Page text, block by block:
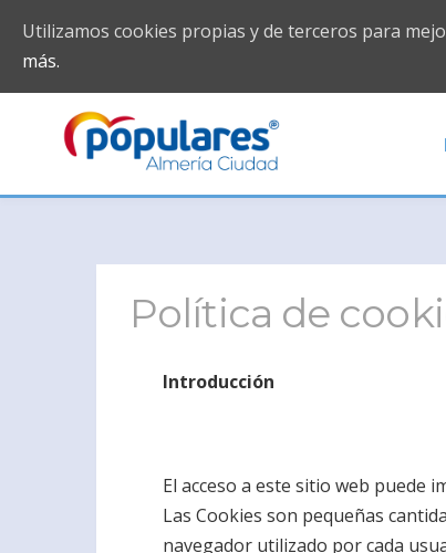
Política de
Introducción
El acceso a este sitio web puede
Las Cookies son pequeñas
navegador utilizado por cada
Utilizamos cookies propias y de terceros para
más.